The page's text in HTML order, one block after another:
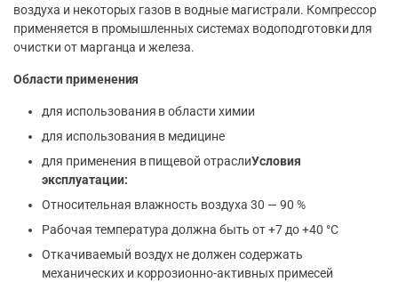
воздуха и некоторых газов в водные магистрали. Компрессор
применяется в промышленных системах водоподготовки для
очистки от марганца и железа.
Области применения
для использования в области химии
для использования в медицине
для применения в пищевой отраслиУсловия
эксплуатации:
Относительная влажность воздуха 30 — 90 %
Рабочая температура должна быть от +7 до +40 °C
Откачиваемый воздух не должен содержать
механических и коррозионно-активных примесей